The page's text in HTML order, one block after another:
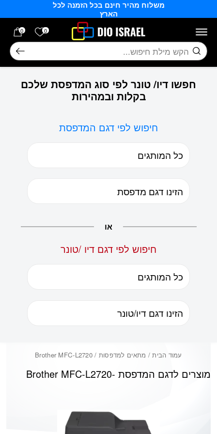
משלוח מהיר חינם בכל הזמנה לכל
הארץ
0 הרשימה
0
חיפוש
חפשו דיו/ טונר לפי סוג המדפסת שלכם
בקלות ובמהירות
חיפוש לפי דגם המדפסת
או
חיפוש לפי דגם דיו /טונר
עמוד הבית/ מתאים למדפסות / Brother MFC-L2720
Brother MFC-L2720מוצרים לדגם המדפסת -